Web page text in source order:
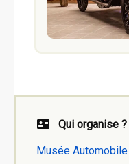
Qui organise ?
Musée